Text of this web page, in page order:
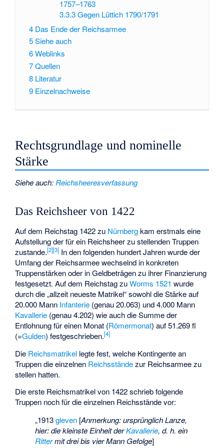
1757–1763
3.3.3 Gegen Lüttich 1790/1791
4 Das Ende der Reichsarmee
5Siehe auch
6Weblinks
7Quellen
8 Literatur
9 Einzelnachweise
Rechtsgrundlage und nominelle
Stärke
Siehe auch: Reichsheeresverfassung
Das Reichsheer von 1422
Auf dem Reichstag 1422 zu Nürnbergkam erstmals eine
Aufstellung der für ein Reichsheer zu stellenden Truppen
zustande.[2][3] In den folgenden hundert Jahren wurde der
Umfang der Reichsarmee wechselnd in konkreten
Truppenstärken oder in Geldbeträgen zu ihrer Finanzierung
festgesetzt. Auf dem Reichstag zuWorms 1521 wurde
durch die „allzeit neueste Matrikel“ sowohl die Stärke auf
20.000 Mann Infanterie (genau 20.063) und 4.000 Mann
Kavallerie (genau 4.202) wie auch die Summe der
Entlohnung für einen Monat (Römermonat) auf 51.269 fl
(=Gulden) festgeschrieben.[4]
Die Reichsmatrikel legte fest, welche Kontingente an
Truppen die einzelnen Reichsständezur Reichsarmee zu
stellen hatten.
Die erste Reichsmatrikel von 1422 schrieb folgende
Truppen noch für die einzelnen Reichsstände vor:
„1913gleven [Anmerkung: ursprünglichLanze,
hier: die kleinste Einheit derKavallerie, d. h. ein
Rittermit drei bis vier Mann Gefolge]